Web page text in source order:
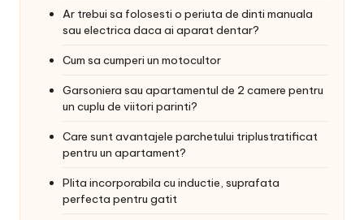
Ar trebui sa folosesti o periuta de dinti manuala
sau electrica daca ai aparat dentar?
Cum sa cumperi un motocultor
Garsoniera sau apartamentul de 2 camere pentru
un cuplu de viitori parinti?
Care sunt avantajele parchetului triplustratificat
pentru un apartament?
Plita incorporabila cu inductie, suprafata
perfecta pentru gatit